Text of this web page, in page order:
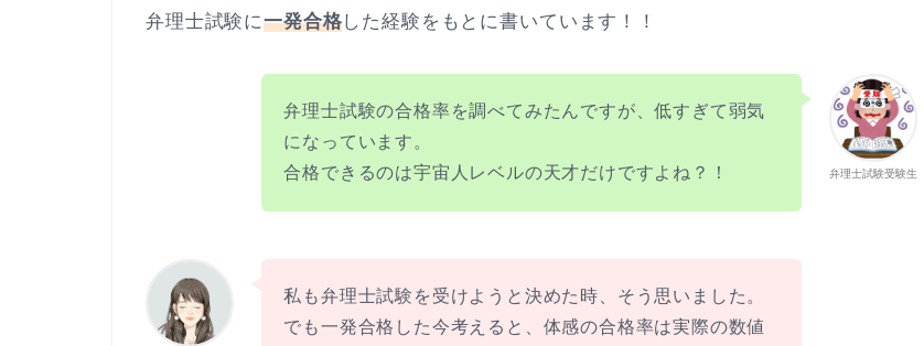
弁理士試験に一発合格した経験をもとに書いています！！
弁理士試験受験生
弁理士試験の合格率を調べてみたんですが、低すぎて弱気
になっています。
合格できるのは宇宙人レベルの天才だけですよね？！
私も弁理士試験を受けようと決めた時、そう思いました。
でも一発合格した今考えると、体感の合格率は実際の数値